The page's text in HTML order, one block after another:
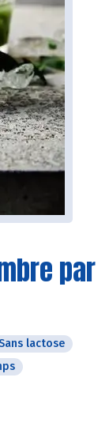
par
lactose